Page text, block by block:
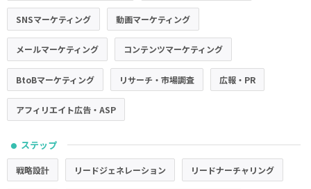
SNSマーケティング 動画マーケティング
メールマーケティング コンテンツマーケティング
BtoBマーケティング リサーチ・市場調査 広報・PR
アフィリエイト広告・ASP
● ステップ
戦略設計 リードジェネレーション リードナーチャリング